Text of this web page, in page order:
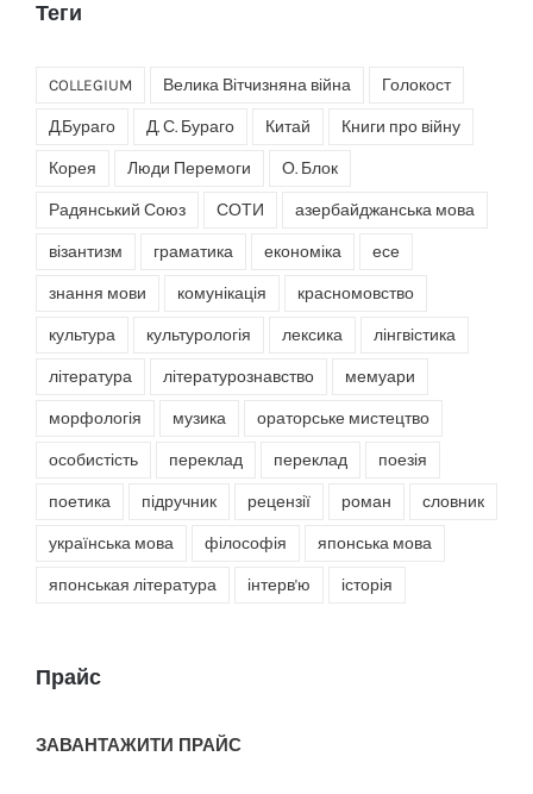
Теги
COLLEGIUM Велика Вітчизняна війна Голокост
Д.Бураго Д. С. Бураго Китай Книги про війну
Корея Люди Перемоги О. Блок
Радянський Союз СОТИ азербайджанська мова
візантизм граматика економіка есе
знання мови комунікація красномовство
культура культурологія лексика лінгвістика
література літературознавство мемуари
морфологія музика ораторське мистецтво
особистість переклад переклад поезія
поетика підручник рецензії роман словник
українська мова філософія японська мова
японськая література інтерв'ю історія
Прайс
ЗАВАНТАЖИТИ ПРАЙС